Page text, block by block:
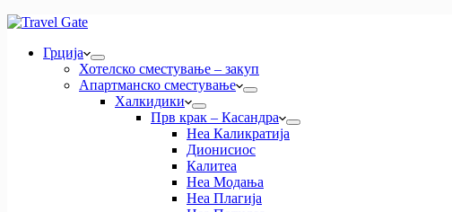
Грција
Хотелско сместување – закуп
Апартманско сместување
Халкидики
Прв крак – Касандра
Неа Каликратија
Дионисиос
Калитеа
Неа Модања
Неа Плагија